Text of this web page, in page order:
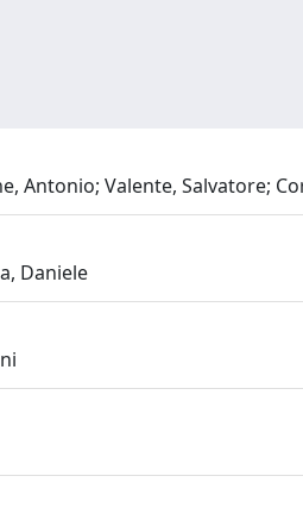
Antonio; Valente, Salvatore;
Daniele